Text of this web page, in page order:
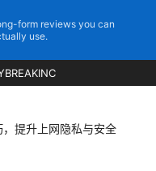
form reviews you can
use.
提升上网隐私与安全